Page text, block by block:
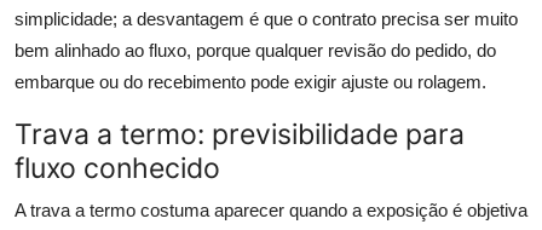
simplicidade; a desvantagem é que o contrato precisa ser muito
bem alinhado ao fluxo, porque qualquer revisão do pedido, do
embarque ou do recebimento pode exigir ajuste ou rolagem.
Trava a termo: previsibilidade para
fluxo conhecido
A trava a termo costuma aparecer quando a exposição é objetiva